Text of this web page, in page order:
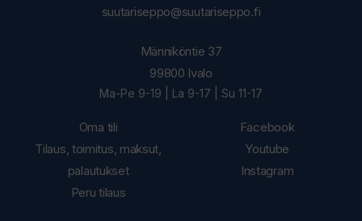
suutariseppo@suutariseppo.fi
Oma tili
Tilaus, toimitus, maksut,
palautukset
Peru tilaus
Männiköntie 37
99800 Ivalo
Ma-Pe 9-19 | La 9-17 | Su 11-17
Facebook
Youtube
Instagram